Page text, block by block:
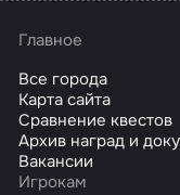
Главное
Все города
Карта сайта
Сравнение квестов
Архив наград и
Вакансии
Игрокам